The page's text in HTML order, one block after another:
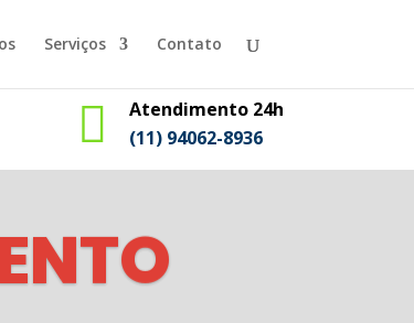
Serviços Contato

Atendimento 24h
(11) 94062-8936